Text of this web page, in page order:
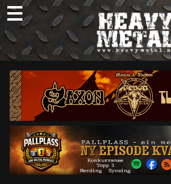
Skip
to
content
Nyheter
Omtaler
Intervjuer
Om oss
Abonner
Søk